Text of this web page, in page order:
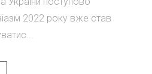
2022 року вже став